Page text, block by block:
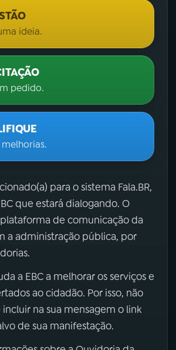
ideia.
pedido.
para o sistema Fala.BR,
que estará dialogando. O
plataforma de comunicação da
a administração pública, por
a EBC a melhorar os serviços e
ao cidadão. Por isso, não
na sua mensagem o link
de sua manifestação.